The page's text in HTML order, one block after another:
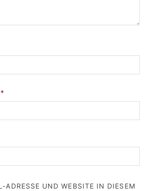
*
ADRESSE UND WEBSITE IN DIESEM